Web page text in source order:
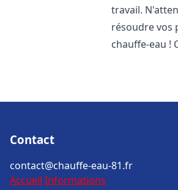
travail.
résoudre vos
chauffe-eau !
Contact
contact@chauffe-eau-81.fr
Accueil Informations